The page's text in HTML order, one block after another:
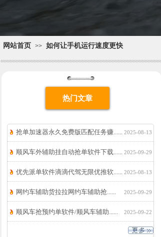
网站首页 >> 如何让手机运行速度更快
抢单加速器永久免费版匹配任务赚...... 2025-08-13
顺风车外辅助挂自动抢单软件下载...... 2025-09-29
优先派单软件滴滴代驾无限优推软...... 2025-08-13
网约车辅助货拉拉网约车辅助抢...... 2025-09-29
顺风车抢预约单软件/顺风车辅助...... 2025-09-22
热门文章